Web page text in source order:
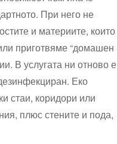
При него не
и материите, които
приготвяме “домашен
В услугата ни отново е
Еко
стаи, коридори или
плюс стените и пода,